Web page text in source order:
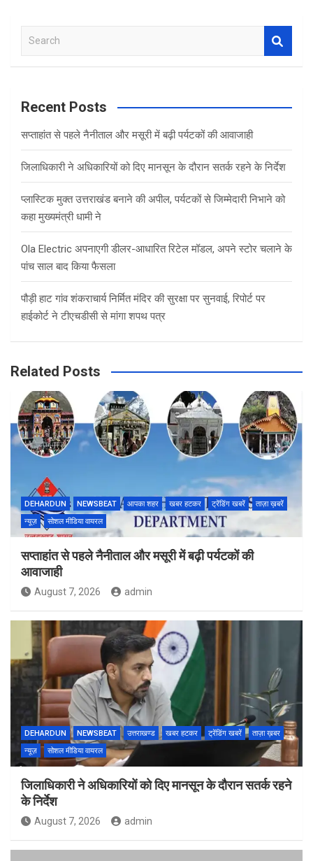
a
c
Recent Posts
सप्ताहांत से पहले नैनीताल और मसूरी में बढ़ी पर्यटकों की आवाजाही
जिलाधिकारी ने अधिकारियों को दिए मानसून के दौरान सतर्क रहने के निर्देश
प्लास्टिक मुक्त उत्तराखंड बनाने की अपील, पर्यटकों से जिम्मेदारी निभाने को
कहा मुख्यमंत्री धामी ने
Ola Electric अपनाएगी डीलर-आधारित रिटेल मॉडल, अपने स्टोर चलाने के
पांच साल बाद किया फैसला
पौड़ी हाट गांव शंकराचार्य निर्मित मंदिर की सुरक्षा पर सुनवाई, रिपोर्ट पर
हाईकोर्ट ने टीएचडीसी से मांगा शपथ पत्र
Related Posts
DEHARDUN NEWSBEAT आपका शहर खबर हटकर ट्रेंडिंग खबरें
ताज़ा ख़बरें
न्यूज़
सोशल मीडिया वायरल
सप्ताहांत से पहले नैनीताल और मसूरी में बढ़ी पर्यटकों की
आवाजाही
August 7, 2026 admin
DEHARDUN NEWSBEAT उत्तराखण्ड खबर हटकर ट्रेंडिंग खबरें
ताज़ा ख़बर
न्यूज़
सोशल मीडिया वायरल
जिलाधिकारी ने अधिकारियों को दिए मानसून के दौरान सतर्क रहने
के निर्देश
August 7, 2026 admin